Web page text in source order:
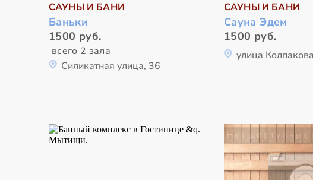
САУНЫ И БАНИ
Баньки
1500 руб.
всего 2 зала
Силикатная улица, 36
САУНЫ И БАНИ
Сауна Эдем
1500 руб.
улица